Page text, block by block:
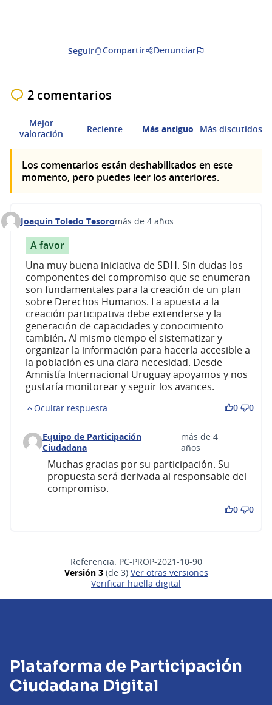
Seguir Compartir Denunciar
2 comentarios
Mejor
valoración
Reciente Más antiguo Más discutidos
Los comentarios están deshabilitados en este
momento, pero puedes leer los anteriores.
Comentario 243
Joaquin Toledo Tesoromás de 4 años
A favor
Una muy buena iniciativa de SDH. Sin dudas los
componentes del compromiso que se enumeran
son fundamentales para la creación de un plan
sobre Derechos Humanos. La apuesta a la
creación participativa debe extenderse y la
generación de capacidades y conocimiento
también. Al mismo tiempo el sistematizar y
organizar la información para hacerla accesible a
la población es una clara necesidad. Desde
Amnistía Internacional Uruguay apoyamos y nos
gustaría monitorear y seguir los avances.
Ocultar respuesta 0 0
Comentario 260 (responder al comentario 243)
Equipo de Participación
Ciudadana
más de 4
años
…
Muchas gracias por su participación. Su
propuesta será derivada al responsable del
compromiso.
0 0
Referencia: PC-PROP-2021-10-90
Versión 3(de 3)
ver otras versiones
Verificar huella digital
Plataforma de Participación
Ciudadana Digital